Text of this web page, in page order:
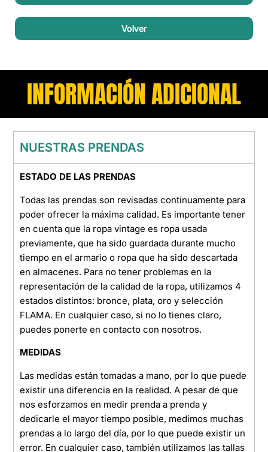
Volver
INFORMACIÓN ADICIONAL
NUESTRAS PRENDAS
ESTADO DE LAS PRENDAS
Todas las prendas son revisadas continuamente para
poder ofrecer la máxima calidad. Es importante tener
en cuenta que la ropa vintage es ropa usada
previamente, que ha sido guardada durante mucho
tiempo en el armario o ropa que ha sido descartada
en almacenes. Para no tener problemas en la
representación de la calidad de la ropa, utilizamos 4
estados distintos: bronce, plata, oro y selección
FLAMA. En cualquier caso, si no lo tienes claro,
puedes ponerte en contacto con nosotros.
MEDIDAS
Las medidas están tomadas a mano, por lo que puede
existir una diferencia en la realidad. A pesar de que
nos esforzamos en medir prenda a prenda y
dedicarle el mayor tiempo posible, medimos muchas
prendas a lo largo del día, por lo que puede existir un
error. En cualquier caso, también utilizamos las tallas